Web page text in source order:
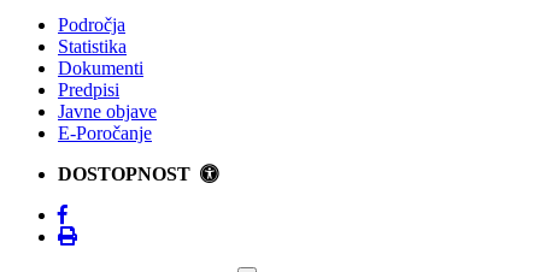
Področja
Statistika
Dokumenti
Predpisi
Javne objave
E-Poročanje
DOSTOPNOST